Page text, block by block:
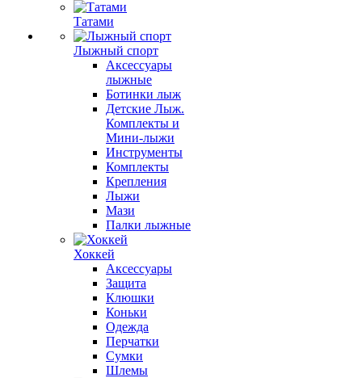
Татами
Лыжный спорт
Аксессуары
лыжные
Ботинки лыж
Детские Лыж.
Комплекты и
Мини-лыжи
Инструменты
Комплекты
Крепления
Лыжи
Мази
Палки лыжные
Хоккей
Аксессуары
Защита
Клюшки
Коньки
Одежда
Перчатки
Сумки
Шлемы